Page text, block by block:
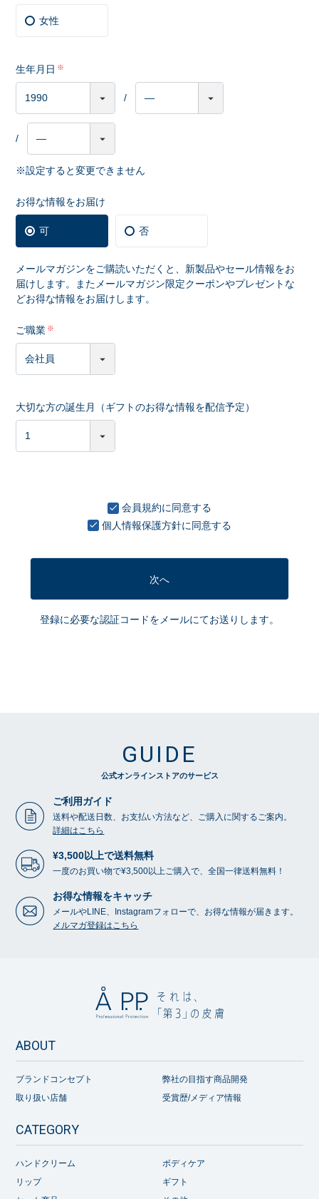
女性
生年月日
※設定すると変更できません
お得な情報をお届け
可 否
メールマガジンをご購読いただくと、新製品やセール情報をお
届けします。またメールマガジン限定クーポンやプレゼントな
どお得な情報をお届けします。
ご職業
大切な方の誕生月（ギフトのお得な情報を配信予定）
会員規約に同意する
個人情報保護方針に同意する
次へ
登録に必要な認証コードをメールにてお送りします。
GUIDE
公式オンラインストアのサービス
ご利用ガイド
送料や配送日数、お支払い方法など、ご購入に関するご案内。
詳細はこちら
¥3,500以上で送料無料
一度のお買い物で¥3,500以上ご購入で、全国一律送料無料！
お得な情報をキャッチ
メールやLINE、Instagramフォローで、お得な情報が届きます。
メルマガ登録はこちら
ABOUT
ブランドコンセプト
弊社の目指す商品開発
取り扱い店舗
受賞歴/メディア情報
CATEGORY
ハンドクリーム
ボディケア
リップ
ギフト